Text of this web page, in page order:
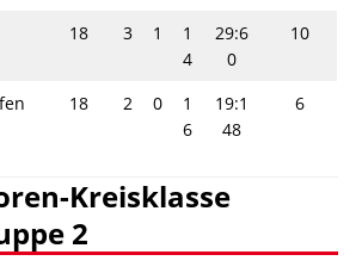
18 3 1
1
4
29:6
0
10
18 2 0
1
6
19:1
48
6
Kreisklasse
2